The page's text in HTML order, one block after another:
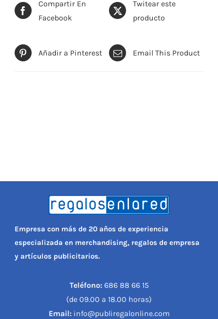
Compartir En
Facebook
Twitear este
producto
Añadir a Pinterest Email This Product
Empresa con más de 20 años de experiencia
especializada en merchandising, regalos de empresa
y artículos publicitarios.
Teléfono:686 88 66 15
(de 09.00 a 18.00 horas)
Email:info@publiregalonline.com